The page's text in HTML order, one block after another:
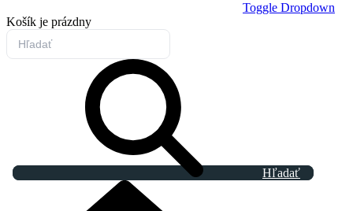
Toggle Dropdown
Košík je prázdny
Hľadať